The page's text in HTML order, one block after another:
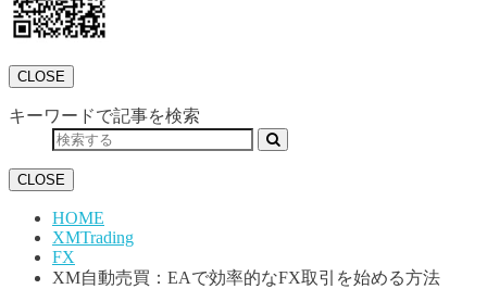
CLOSE
キーワードで記事を検索
CLOSE
HOME
XMTrading
FX
XM自動売買：EAで効率的なFX取引を始める方法